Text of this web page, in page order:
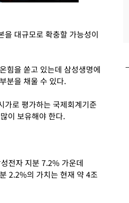
을 대규모로 확충할 가능성이
힘을 쏟고 있는데 삼성생명에
분을 채울 수 있다.
가로 평가하는 국제회계기준
이 보유해야 한다.
전자 지분 7.2% 가운데
2.2%의 가치는 현재 약 4조